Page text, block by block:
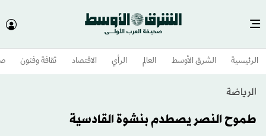
الرئيسية الشرق الأوسط​ العالم الرأي الاقتصاد ثقافة وفنون
الرياضة
طموح النصر يصطدم بنشوة القادسية